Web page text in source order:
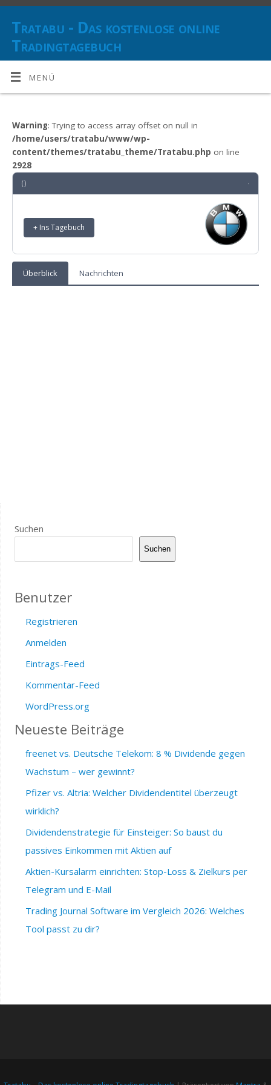
Tratabu - Das kostenlose online
Tradingtagebuch
DOKUMENTIEREN SIE IHRE TRANSAKTIONEN UND BEHALTEN SIE
DEN ÜBERBLICK ÜBER IHRE ANLAGESTRATEGIE(N)
MENÜ
Warning: Trying to access array offset on null in
/home/users/tratabu/www/wp-
content/themes/tratabu_theme/Tratabu.php on line
2928
() ·
+ Ins Tagebuch
Überblick Nachrichten
Suchen
Suchen
Benutzer
Registrieren
Anmelden
Eintrags-Feed
Kommentar-Feed
WordPress.org
Neueste Beiträge
freenet vs. Deutsche Telekom: 8 % Dividende gegen
Wachstum – wer gewinnt?
Pfizer vs. Altria: Welcher Dividendentitel überzeugt
wirklich?
Dividendenstrategie für Einsteiger: So baust du
passives Einkommen mit Aktien auf
Aktien-Kursalarm einrichten: Stop-Loss & Zielkurs per
Telegram und E-Mail
Trading Journal Software im Vergleich 2026: Welches
Tool passt zu dir?